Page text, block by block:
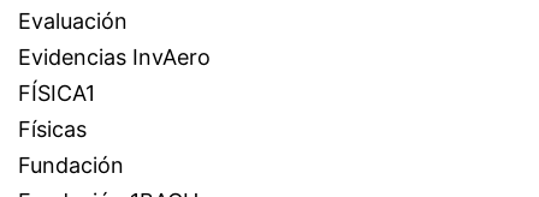
Evaluación
Evidencias InvAero
FÍSICA1
Físicas
Fundación